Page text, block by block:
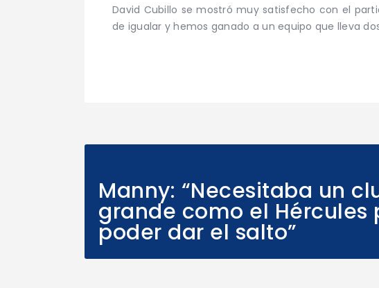
David Cubillo se mostró muy satisfecho con el
de igualar y hemos ganado a un equipo que lleva
Manny: “Necesitaba un
grande como el Hércules
poder dar el salto”